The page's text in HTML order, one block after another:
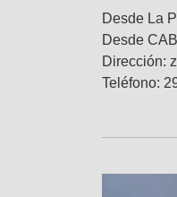
Desde La
Desde
Dirección:
Teléfono: